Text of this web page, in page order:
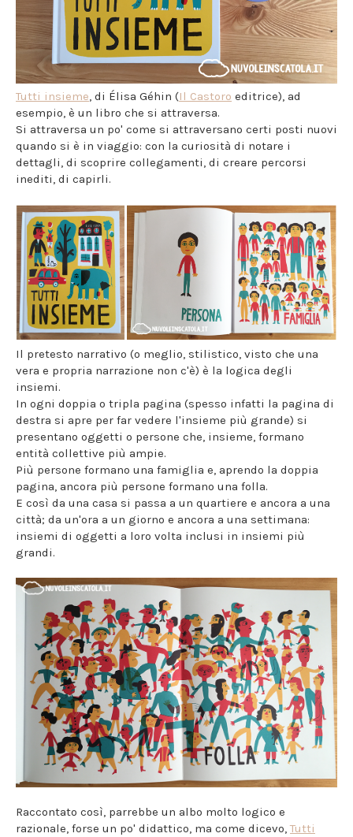
Tutti insieme , di Élisa Géhin (Il Castoro editrice), ad
esempio, è un libro che si attraversa.
Si attraversa un po' come si attraversano certi posti nuovi
quando si è in viaggio: con la curiosità di notare i
dettagli, di scoprire collegamenti, di creare percorsi
inediti, di capirli.
Il pretesto narrativo (o meglio, stilistico, visto che una
vera e propria narrazione non c'è) è la logica degli
insiemi.
In ogni doppia o tripla pagina (spesso infatti la pagina di
destra si apre per far vedere l'insieme più grande) si
presentano oggetti o persone che, insieme, formano
entità collettive più ampie.
Più persone formano una famiglia e, aprendo la doppia
pagina, ancora più persone formano una folla.
E così da una casa si passa a un quartiere e ancora a una
città; da un'ora a un giorno e ancora a una settimana:
insiemi di oggetti a loro volta inclusi in insiemi più
grandi.
Raccontato così, parrebbe un albo molto logico e
razionale, forse un po' didattico, ma come dicevo,Tutti